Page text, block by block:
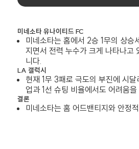
미네소타 유나이티드 FC
미네소타는 홈에서 2승 1무의 상
지면서 전력 누수가 크게 나타나고
니다.
LA 갤럭시
현재 1무 3패로 극도의 부진에 시
업과 1선 슈팅 비율에서도 어려움
결론
미네소타는 홈 어드밴티지와 안정